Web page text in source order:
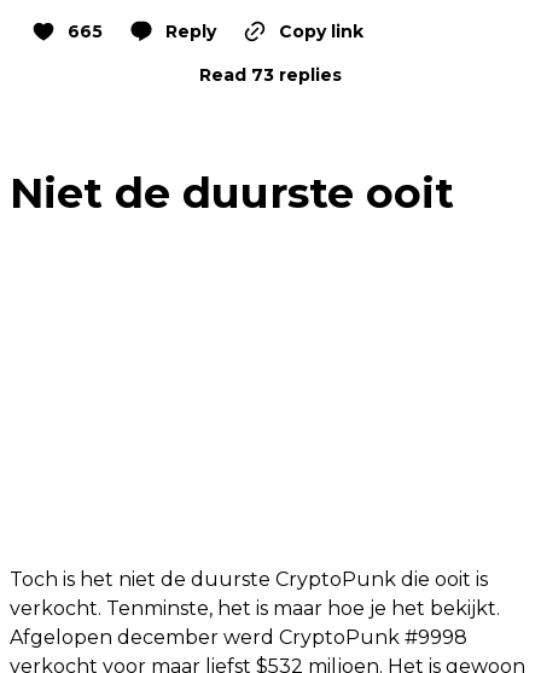
665 Reply
Copy link
Read 73 replies
Niet de duurste ooit
Toch is het niet de duurste CryptoPunk die ooit is
verkocht. Tenminste, het is maar hoe je het bekijkt.
Afgelopen december werd CryptoPunk #9998
verkocht voor maar liefst $532 miljoen. Het is gewoon